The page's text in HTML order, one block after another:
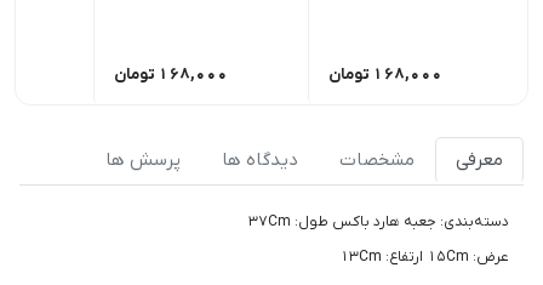
168,000 تومان 168,000 تومان
معرفی مشخصات دیدگاه ها پرسش ها
دسته‌بندی: جعبه هارد باکس طول: 37Cm
عرض: 15Cm ارتفاع: 13Cm